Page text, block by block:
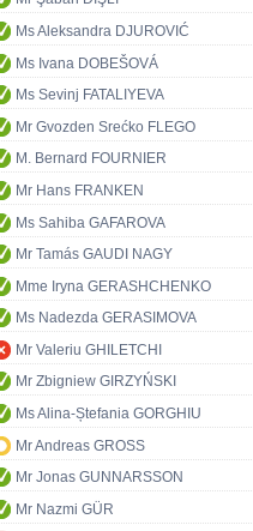
Ms Aleksandra DJUROVIĆ
Ms Ivana DOBEŠOVÁ
Ms Sevinj FATALIYEVA
Mr Gvozden Srećko FLEGO
M. Bernard FOURNIER
Mr Hans FRANKEN
Ms Sahiba GAFAROVA
Mr Tamás GAUDI NAGY
Mme Iryna GERASHCHENKO
Ms Nadezda GERASIMOVA
Mr Valeriu GHILETCHI
Mr Zbigniew GIRZYŃSKI
Ms Alina-Ștefania GORGHIU
Mr Andreas GROSS
Mr Jonas GUNNARSSON
Mr Nazmi GÜR